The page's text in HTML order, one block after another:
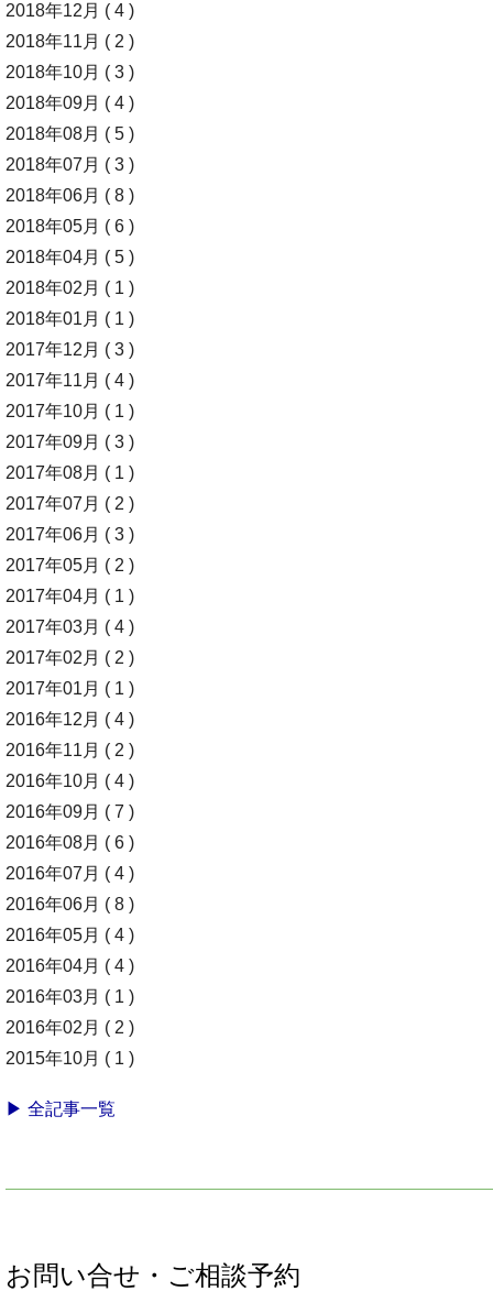
2018年12月 ( 4 )
2018年11月 ( 2 )
2018年10月 ( 3 )
2018年09月 ( 4 )
2018年08月 ( 5 )
2018年07月 ( 3 )
2018年06月 ( 8 )
2018年05月 ( 6 )
2018年04月 ( 5 )
2018年02月 ( 1 )
2018年01月 ( 1 )
2017年12月 ( 3 )
2017年11月 ( 4 )
2017年10月 ( 1 )
2017年09月 ( 3 )
2017年08月 ( 1 )
2017年07月 ( 2 )
2017年06月 ( 3 )
2017年05月 ( 2 )
2017年04月 ( 1 )
2017年03月 ( 4 )
2017年02月 ( 2 )
2017年01月 ( 1 )
2016年12月 ( 4 )
2016年11月 ( 2 )
2016年10月 ( 4 )
2016年09月 ( 7 )
2016年08月 ( 6 )
2016年07月 ( 4 )
2016年06月 ( 8 )
2016年05月 ( 4 )
2016年04月 ( 4 )
2016年03月 ( 1 )
2016年02月 ( 2 )
2015年10月 ( 1 )
▶ 全記事一覧
お問い合せ・ご相談予約